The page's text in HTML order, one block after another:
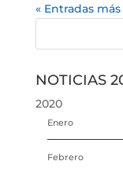
« Entradas
NOTICIAS
2020
Enero
Febrero